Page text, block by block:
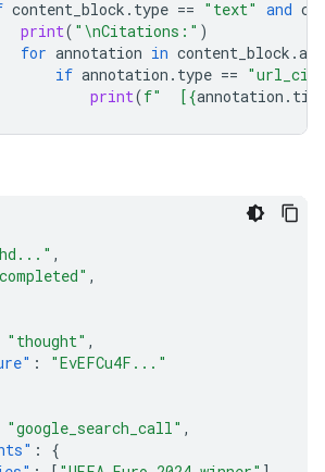
content_block . type == "text" and
print( " \nCitations:" )
for annotation in content_block .
if annotation . type ==
print(f"  [{annotation .
,
,
"thought" ,
:
"EvEFCu4F..."
"google_search_call" ,
:
{